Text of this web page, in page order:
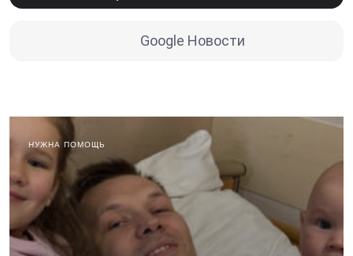
Google Новости
НУЖНА ПОМОЩЬ